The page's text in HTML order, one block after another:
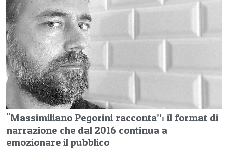
"Massimiliano Pegorini racconta”: il format di
narrazione che dal 2016 continua a
emozionare il pubblico